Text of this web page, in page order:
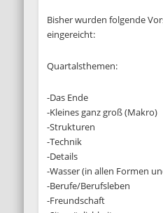
Bisher wurden folgende
eingereicht:
Quartalsthemen:
-Das Ende
-Kleines ganz groß (Makro)
-Strukturen
-Technik
-Details
-Wasser (in allen Formen
-Berufe/Berufsleben
-Freundschaft